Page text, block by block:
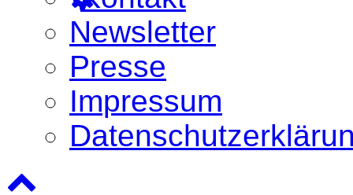
Newsletter
Presse
Impressum